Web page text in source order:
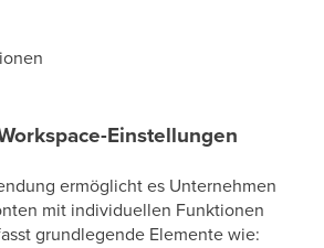
Einstellungen
ermöglicht es Unternehmen
mit individuellen Funktionen
grundlegende Elemente wie: